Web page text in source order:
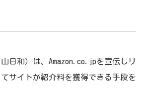
日和）は、Amazon.co.jpを宣伝しリ
サイトが紹介料を獲得できる手段を